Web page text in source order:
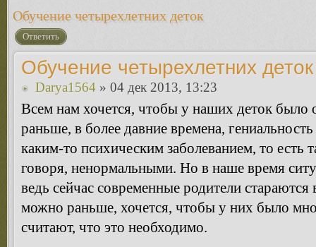
Обучение четырехлетних деток
Ответить
Обучение четырехлетних деток
Darya1564 » 04 дек 2013, 13:23
Всем нам хочется, чтобы у наших деток было
раньше, в более давние времена,
каким-то психическим заболеванием, то есть
говоря, ненормальными. Но в наше время
ведь сейчас современные родители стараются
можно раньше, хочется, чтобы у них было
считают, что это необходимо.